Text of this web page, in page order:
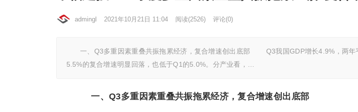
admingl 2021年10月21日 11:04 阅读(2526) 评论(0)
一、Q3多重因素重叠共振拖累经济，复合增速创出底部 Q3我国GDP增长4.9%，两年
5.5%的复合增速明显回落，也低于Q1的5.0%。分产业看，…
一、Q3多重因素重叠共振拖累经济，复合增速创出底部